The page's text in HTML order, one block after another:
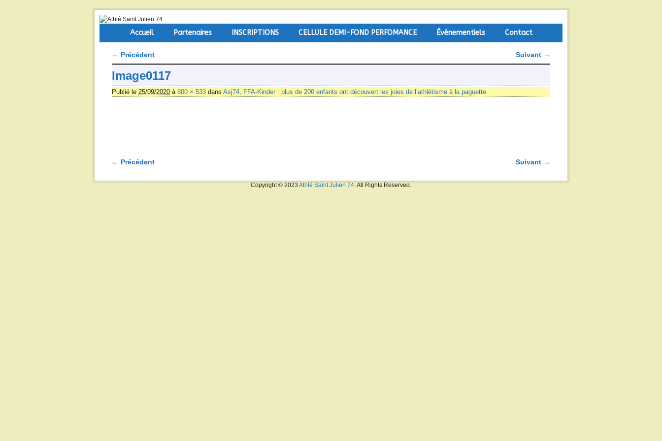
Skip to primary content
Aller au contenu secondaire
Accueil Partenaires INSCRIPTIONS CELLULE DEMI-FOND PERFOMANCE Événementiels Contact
Navigation des images
← Précédent Suivant →
Image0117
Publié le 25/09/2020 à 800 × 533 dans Asj74, FFA-Kinder : plus de 200 enfants ont découvert les joies de l’athlétisme à la paguette
Navigation des images
← Précédent Suivant →
Copyright © 2023 Athlé Saint Julien 74 . All Rights Reserved.